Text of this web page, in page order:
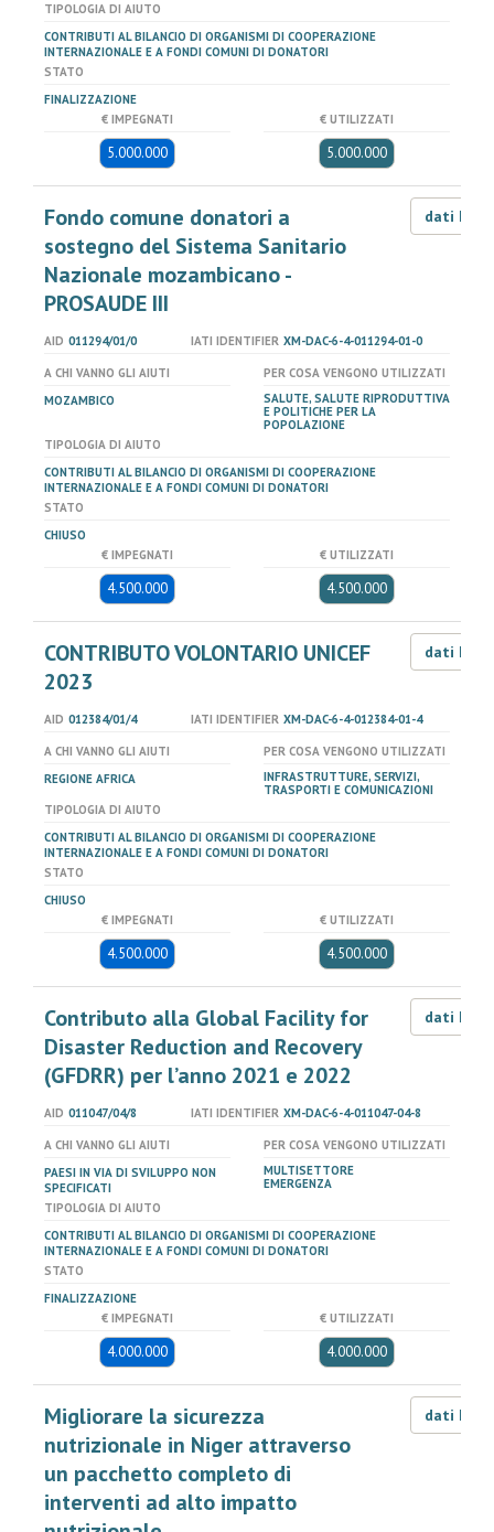
TIPOLOGIA DI AIUTO
CONTRIBUTI AL BILANCIO DI ORGANISMI DI COOPERAZIONE
INTERNAZIONALE E A FONDI COMUNI DI DONATORI
STATO
FINALIZZAZIONE
€ IMPEGNATI
5.000.000
€ UTILIZZATI
5.000.000
Fondo comune donatori a
sostegno del Sistema Sanitario
Nazionale mozambicano -
PROSAUDE III
dati LOD
AID 011294/01/0 IATI IDENTIFIER XM-DAC-6-4-011294-01-0
A CHI VANNO GLI AIUTI
MOZAMBICO
PER COSA VENGONO UTILIZZATI
SALUTE, SALUTE RIPRODUTTIVA
E POLITICHE PER LA
POPOLAZIONE
TIPOLOGIA DI AIUTO
CONTRIBUTI AL BILANCIO DI ORGANISMI DI COOPERAZIONE
INTERNAZIONALE E A FONDI COMUNI DI DONATORI
STATO
CHIUSO
€ IMPEGNATI
4.500.000
€ UTILIZZATI
4.500.000
CONTRIBUTO VOLONTARIO UNICEF
2023
dati LOD
AID 012384/01/4 IATI IDENTIFIER XM-DAC-6-4-012384-01-4
A CHI VANNO GLI AIUTI
REGIONE AFRICA
PER COSA VENGONO UTILIZZATI
INFRASTRUTTURE, SERVIZI,
TRASPORTI E COMUNICAZIONI
TIPOLOGIA DI AIUTO
CONTRIBUTI AL BILANCIO DI ORGANISMI DI COOPERAZIONE
INTERNAZIONALE E A FONDI COMUNI DI DONATORI
STATO
CHIUSO
€ IMPEGNATI
4.500.000
€ UTILIZZATI
4.500.000
Contributo alla Global Facility for
Disaster Reduction and Recovery
(GFDRR) per l’anno 2021 e 2022
dati LOD
AID 011047/04/8 IATI IDENTIFIER XM-DAC-6-4-011047-04-8
A CHI VANNO GLI AIUTI
PAESI IN VIA DI SVILUPPO NON
SPECIFICATI
PER COSA VENGONO UTILIZZATI
MULTISETTORE
EMERGENZA
TIPOLOGIA DI AIUTO
CONTRIBUTI AL BILANCIO DI ORGANISMI DI COOPERAZIONE
INTERNAZIONALE E A FONDI COMUNI DI DONATORI
STATO
FINALIZZAZIONE
€ IMPEGNATI
4.000.000
€ UTILIZZATI
4.000.000
Migliorare la sicurezza
nutrizionale in Niger attraverso
un pacchetto completo di
interventi ad alto impatto
dati LOD